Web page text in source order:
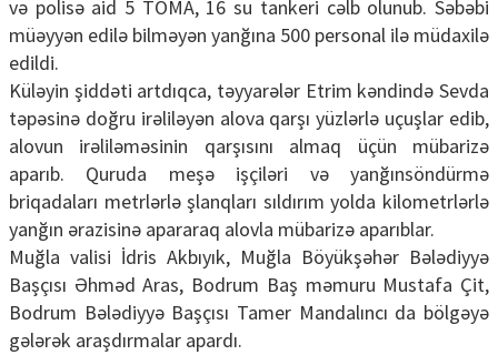
və polisə aid 5 TOMA, 16 su tankeri cəlb olunub. Səbəbi
müəyyən edilə bilməyən yanğına 500 personal ilə müdaxilə
edildi.
Küləyin şiddəti artdıqca, təyyarələr Etrim kəndində Sevda
təpəsinə doğru irəliləyən alova qarşı yüzlərlə uçuşlar edib,
alovun irəliləməsinin qarşısını almaq üçün mübarizə
aparıb. Quruda meşə işçiləri və yanğınsöndürmə
briqadaları metrlərlə şlanqları sıldırım yolda kilometrlərlə
yanğın ərazisinə apararaq alovla mübarizə aparıblar.
Muğla valisi İdris Akbıyık, Muğla Böyükşəhər Bələdiyyə
Başçısı Əhməd Aras, Bodrum Baş məmuru Mustafa Çit,
Bodrum Bələdiyyə Başçısı Tamer Mandalıncı da bölgəyə
gələrək araşdırmalar apardı.